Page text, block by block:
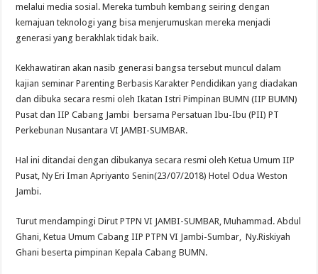
melalui media sosial. Mereka tumbuh kembang seiring dengan
kemajuan teknologi yang bisa menjerumuskan mereka menjadi
generasi yang berakhlak tidak baik.
Kekhawatiran akan nasib generasi bangsa tersebut muncul dalam
kajian seminar Parenting Berbasis Karakter Pendidikan yang diadakan
dan dibuka secara resmi oleh Ikatan Istri Pimpinan BUMN (IIP BUMN)
Pusat dan IIP Cabang Jambi bersama Persatuan Ibu-Ibu (PII) PT
Perkebunan Nusantara VI JAMBI-SUMBAR.
Hal ini ditandai dengan dibukanya secara resmi oleh Ketua Umum IIP
Pusat, Ny Eri Iman Apriyanto Senin(23/07/2018) Hotel Odua Weston
Jambi.
Turut mendampingi Dirut PTPN VI JAMBI-SUMBAR, Muhammad. Abdul
Ghani, Ketua Umum Cabang IIP PTPN VI Jambi-Sumbar, Ny.Riskiyah
Ghani beserta pimpinan Kepala Cabang BUMN.